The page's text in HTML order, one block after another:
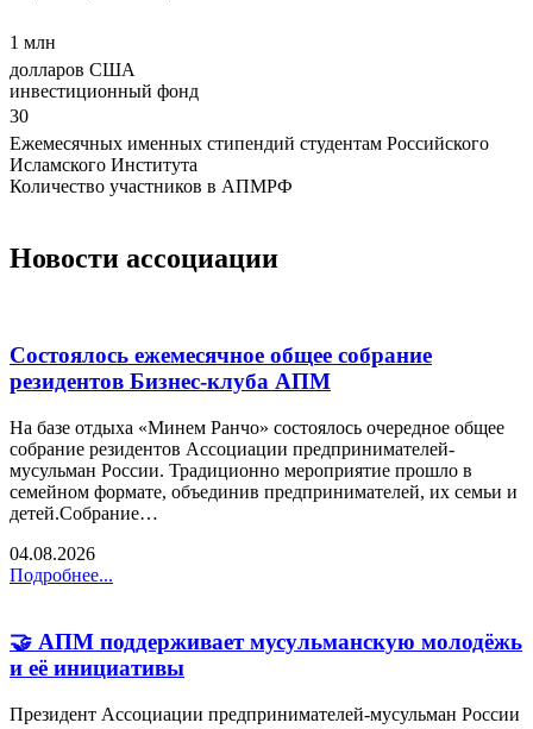
1 млн
долларов США
инвестиционный фонд
30
Ежемесячных именных стипендий студентам Российского
Исламского Института
Количество участников в АПМРФ
Новости ассоциации
Состоялось ежемесячное общее собрание
резидентов Бизнес-клуба АПМ
На базе отдыха «Минем Ранчо» состоялось очередное общее
собрание резидентов Ассоциации предпринимателей-
мусульман России. Традиционно мероприятие прошло в
семейном формате, объединив предпринимателей, их семьи и
детей.Собрание…
04.08.2026
Подробнее...
🤝 АПМ поддерживает мусульманскую молодёжь
и её инициативы
Президент Ассоциации предпринимателей-мусульман России